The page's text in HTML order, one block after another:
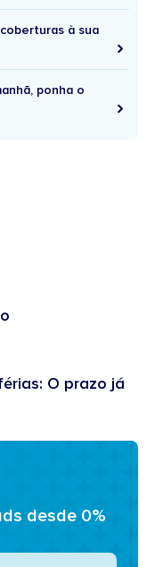
à sua
ponha o
O prazo já
desde 0%